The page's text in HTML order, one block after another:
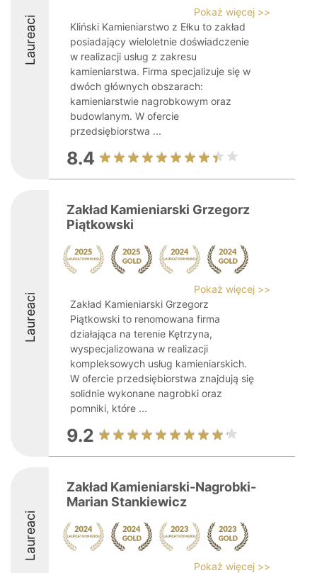
Laureaci
Pokaż więcej >>
Kliński Kamieniarstwo z Ełku to zakład
posiadający wieloletnie doświadczenie
w realizacji usług z zakresu
kamieniarstwa. Firma specjalizuje się w
dwóch głównych obszarach:
kamieniarstwie nagrobkowym oraz
budowlanym. W ofercie
przedsiębiorstwa ...
8.4
Laureaci
Zakład Kamieniarski Grzegorz
Piątkowski
Pokaż więcej >>
Zakład Kamieniarski Grzegorz
Piątkowski to renomowana firma
działająca na terenie Kętrzyna,
wyspecjalizowana w realizacji
kompleksowych usług kamieniarskich.
W ofercie przedsiębiorstwa znajdują się
solidnie wykonane nagrobki oraz
pomniki, które ...
9.2
Laureaci
Zakład Kamieniarski-Nagrobki-
Marian Stankiewicz
Pokaż więcej >>